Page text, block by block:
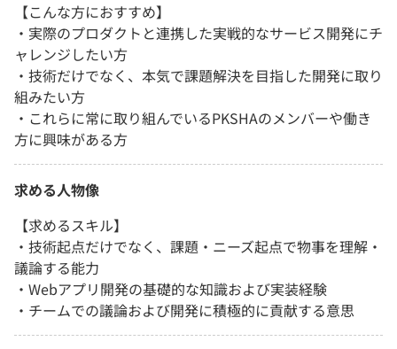
【こんな方におすすめ】
・実際のプロダクトと連携した実戦的なサービス開発にチ
ャレンジしたい方
・技術だけでなく、本気で課題解決を目指した開発に取り
組みたい方
・これらに常に取り組んでいるPKSHAのメンバーや働き
方に興味がある方
求める人物像
【求めるスキル】
・技術起点だけでなく、課題・ニーズ起点で物事を理解・
議論する能力
・Webアプリ開発の基礎的な知識および実装経験
・チームでの議論および開発に積極的に貢献する意思